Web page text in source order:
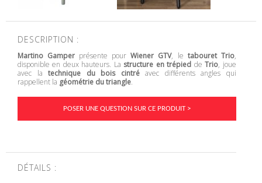
DESCRIPTION :
Martino Gamper présente pourWiener GTV, le tabouret Trio,
disponible en deux hauteurs. La structure en trépied deTrio, joue
avec latechnique du bois cintréavec différents angles qui
rappellent la géométrie du triangle.
POSER UNE QUESTION SUR CE PRODUIT >
DÉTAILS :